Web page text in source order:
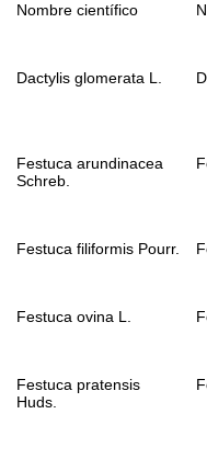
Nombre científico
Dactylis glomerata L.
Festuca arundinacea
Schreb.
Festuca filiformis Pourr.
Festuca ovina L.
Festuca pratensis
Huds.